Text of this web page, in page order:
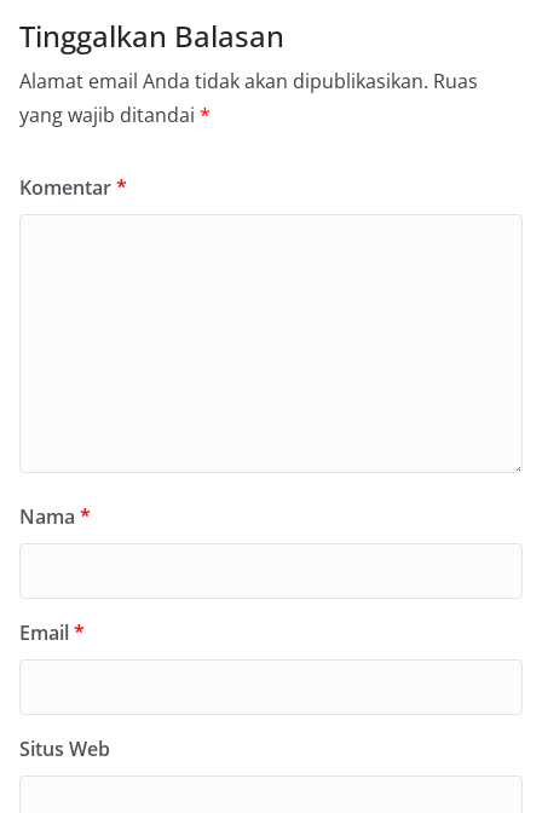
Tinggalkan Balasan
Alamat email Anda tidak akan dipublikasikan. Ruas
yang wajib ditandai *
Komentar*
Nama *
Email*
Situs Web